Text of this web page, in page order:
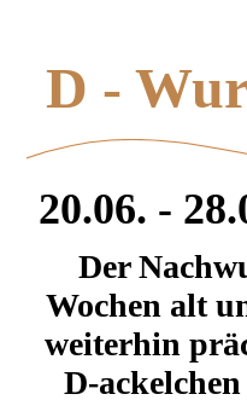
D -
20.06. -
Der
Wochen alt
weiterhin
D-